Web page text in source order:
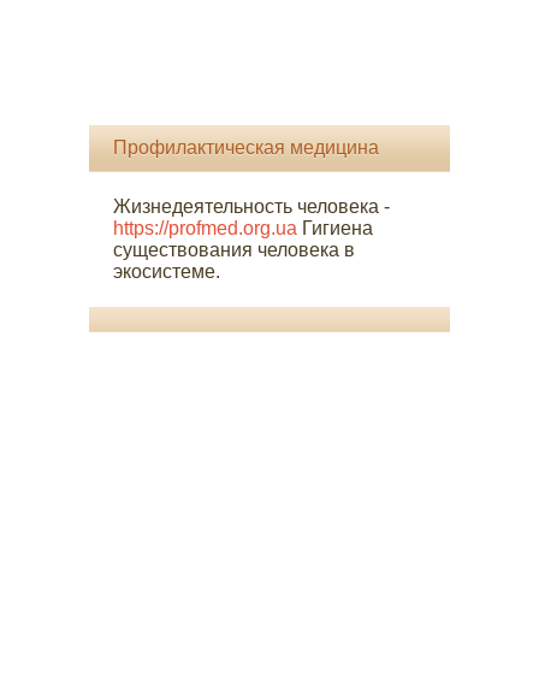
Профилактическая медицина
Жизнедеятельность человека -
https://profmed.org.ua Гигиена
существования человека в
экосистеме.